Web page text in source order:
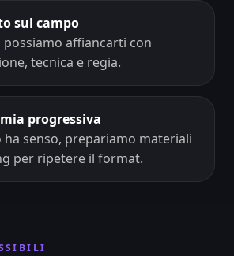
sul campo
possiamo affiancarti con
tecnica e regia.
progressiva
ha senso, prepariamo materiali
per ripetere il format.